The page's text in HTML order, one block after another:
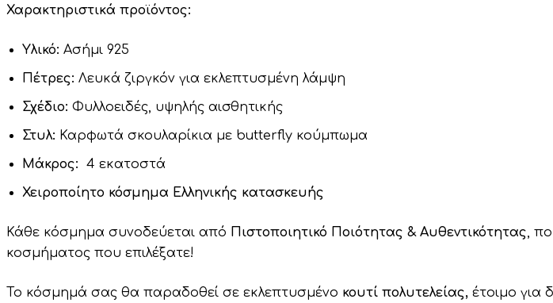
Χαρακτηριστικά προϊόντος:
Υλικό: Ασήμι 925
Πέτρες: Λευκά ζιργκόν για εκλεπτυσμένη λάμψη
Σχέδιο: Φυλλοειδές, υψηλής αισθητικής
Στυλ: Καρφωτά σκουλαρίκια με butterfly κούμπωμα
Μάκρος: 4 εκατοστά
Χειροποίητο κόσμημα Ελληνικής κατασκευής
Κάθε κόσμημα συνοδεύεται από Πιστοποιητικό Ποιότητας & Αυθεντικότητας,
κοσμήματος που επιλέξατε!
Το κόσμημά σας θα παραδοθεί σε εκλεπτυσμένο κουτί πολυτελείας, έτοιμο για